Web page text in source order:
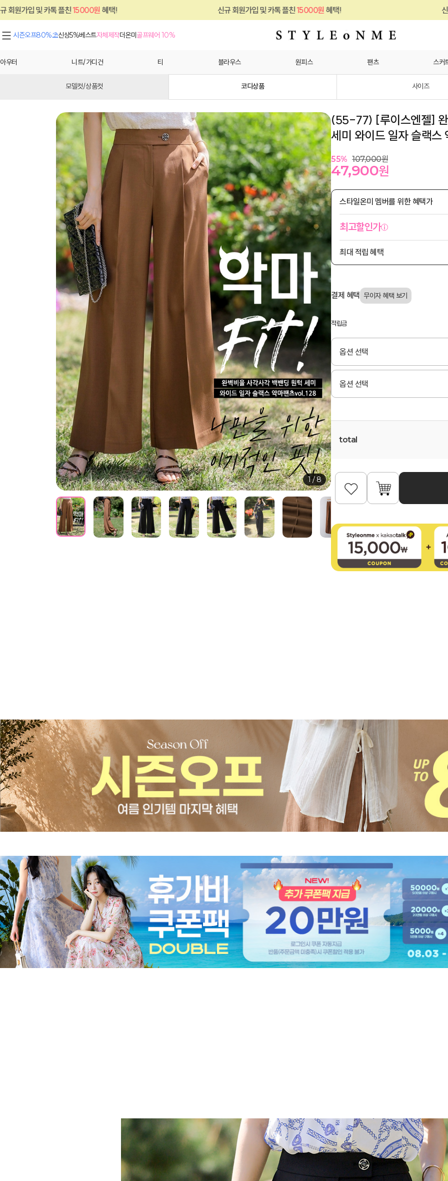
원혜택! 신규 회원가입 및 카톡 플친15000원혜택! 신규 회원가입 및 카톡 플친
시즌오프80%⛱신상5%베스트자체제작더온미골프웨어 10%
아우터 니트/가디건 티 블라우스 원피스 팬츠 스커
모델컷/상품컷 코디상품 사이즈
1/8
(55-77) [루이스엔젤] 완
세미 와이드 일자 슬랙
55% 107,000원
47,900원
스타일온미 멤버를 위한 혜택가
최고할인가
최대 적립 혜택
결제 혜택
적립금
total